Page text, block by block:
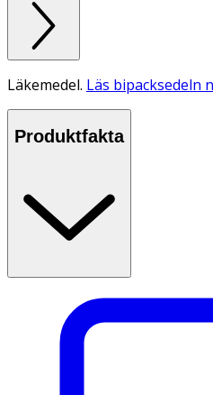
Läkemedel. Läs bipacksedeln
Produktfakta